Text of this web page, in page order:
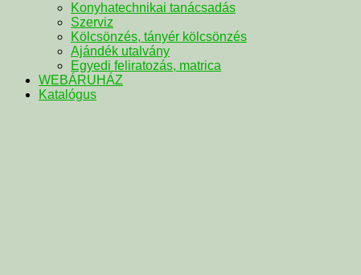
Konyhatechnikai tanácsadás
Szerviz
Kölcsönzés, tányér kölcsönzés
Ajándék utalvány
Egyedi feliratozás, matrica
WEBÁRUHÁZ
Katalógus